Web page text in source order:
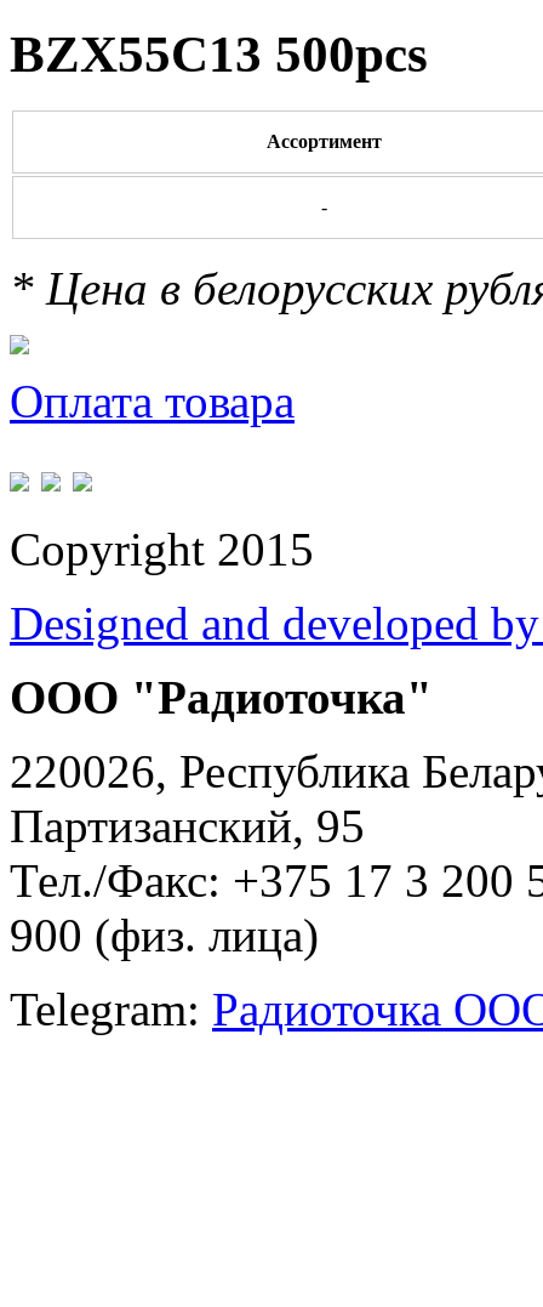
BZX55C13 500pcs
Ассортимент
-
* Цена в белорусских
Оплата товара
Copyright 2015
Designed and developed
ООО "Радиоточка"
220026, Республика
Партизанский, 95
Тел./Факс: +375 17 3
900 (физ. лица)
Telegram: Радиоточка